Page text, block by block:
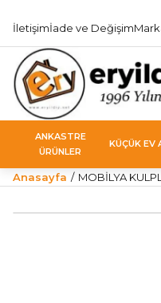
İletişimİade ve Değişim
ANKASTRE
ÜRÜNLER
KÜÇÜK EV
Anasayfa MOBİLYA